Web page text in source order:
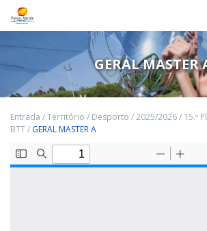
GERAL MASTER
Entrada /Território / Desporto /2025/2026/ 15.º
BTT/ GERAL MASTER A